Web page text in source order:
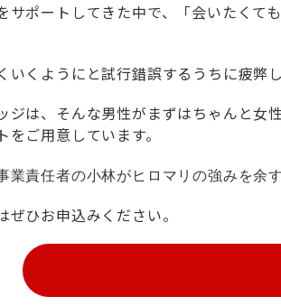
サポートしてきた中で、「会いたくて
いくようにと試行錯誤するうちに疲
ジは、そんな男性がまずはちゃんと
ご用意しています。
業責任者の小林がヒロマリの強みを余
ぜひお申込みください。